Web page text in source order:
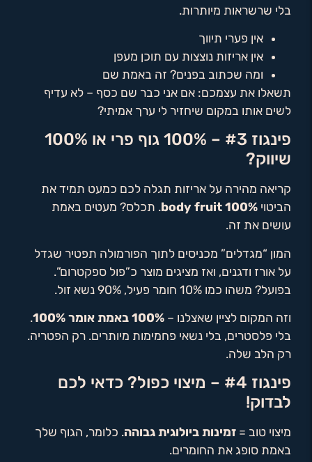
בלי שרשראות מיותרות.
אין פערי תיווך
אין אריזות נוצצות עם תוכן מעפן
ומה שכתוב בפנים? זה באמת שם
תשאלו את עצמכם: אם אני כבר שם כסף – לא עדיף
לשים אותו במקום שיחזיר לי ערך אמיתי?
פינגוז #3 – 100% גוף פרי או 100%
שיווק?
קריאה מהירה על אריזות תגלה לכם כמעט תמיד את
הביטוי 100% body fruit
. תכלס? מעטים באמת
עושים את זה.
המון “מגדלים” מכניסים לתוך הפורמולה תפטיר שגדל
על אורז ודגנים, ואז מציגים מוצר כ”פול ספקטרום”.
בפועל? משהו כמו 10% חומר פעיל, 90% נשא זול.
וזה המקום לציין שאצלנו – 100% באמת אומר 100%
.
בלי פלסטרים, בלי נשאי פחמימות מיותרים. רק הפטריה.
רק הלב שלה.
פינגוז #4 – מיצוי כפול? כדאי לכם
לבדוק!
מיצוי טוב = זמינות ביולוגית גבוהה. כלומר, הגוף שלך
באמת סופג את החומרים.